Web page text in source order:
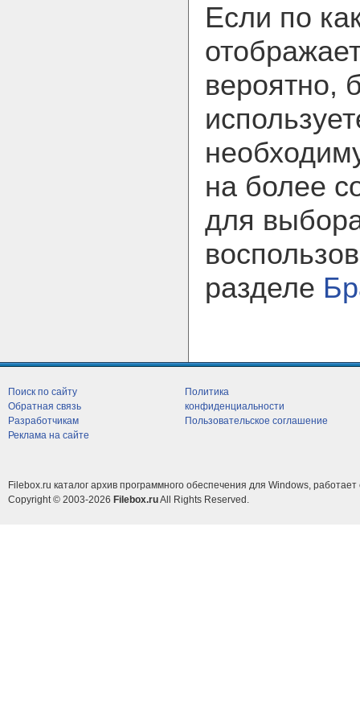
Если по
вероятно,
на более
для
разделе
Поиск по сайту
Обратная связь
Разработчикам
Реклама на сайте
Политика
конфиденциальности
Пользовательское соглашение
Filebox.ru каталог архив программного обеспечения для Windows, работает
Copyright © 2003-2026 Filebox.ruAll Rights Reserved.